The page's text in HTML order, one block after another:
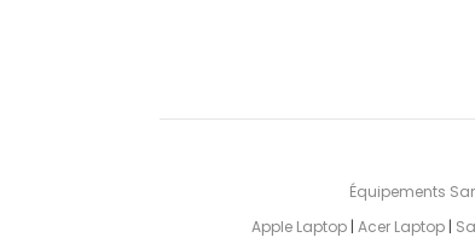
Équipements
Apple Laptop | Acer Laptop |